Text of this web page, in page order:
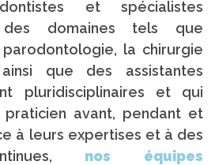
et spécialistes
des domaines tels que
parodontologie, la chirurgie
que des assistantes
pluridisciplinaires et qui
avant, pendant et
à leurs expertises et à des
nos équipes